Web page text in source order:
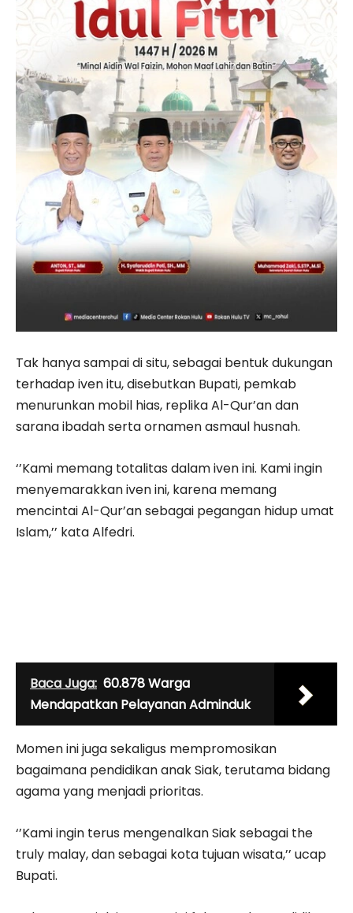
Tak hanya sampai di situ, sebagai bentuk dukungan
terhadap iven itu, disebutkan Bupati, pemkab
menurunkan mobil hias, replika Al-Qur’an dan
sarana ibadah serta ornamen asmaul husnah.
‘’Kami memang totalitas dalam iven ini. Kami ingin
menyemarakkan iven ini, karena memang
mencintai Al-Qur’an sebagai pegangan hidup umat
Islam,’’ kata Alfedri.
Baca Juga: 60.878 Warga
Mendapatkan Pelayanan Adminduk
Momen ini juga sekaligus mempromosikan
bagaimana pendidikan anak Siak, terutama bidang
agama yang menjadi prioritas.
‘’Kami ingin terus mengenalkan Siak sebagai the
truly malay, dan sebagai kota tujuan wisata,’’ ucap
Bupati.